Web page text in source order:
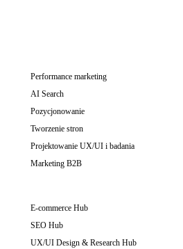
Performance marketing
AI Search
Pozycjonowanie
Tworzenie stron
Projektowanie UX/UI i badania
Marketing B2B
E-commerce Hub
SEO Hub
UX/UI Design & Research Hub